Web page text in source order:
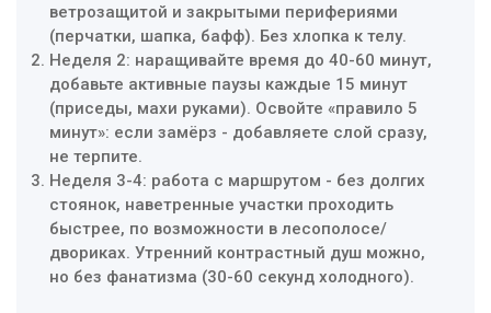
ветрозащитой и закрытыми перифериями
(перчатки, шапка, бафф). Без хлопка к телу.
Неделя 2: наращивайте время до 40-60 минут,
добавьте активные паузы каждые 15 минут
(приседы, махи руками). Освойте «правило 5
минут»: если замёрз - добавляете слой сразу,
не терпите.
Неделя 3-4: работа с маршрутом - без долгих
стоянок, наветренные участки проходить
быстрее, по возможности в лесополосе/
двориках. Утренний контрастный душ можно,
но без фанатизма (30-60 секунд холодного).